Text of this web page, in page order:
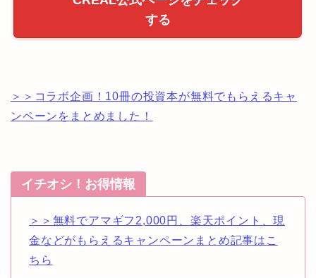
する
＞＞コラボ企画！10冊の投資本が無料でもらえるキャ
ンペーンをまとめました！
イチオシ！お得情報
＞＞無料でアマギフ2,000円、楽天ポイント、現
金などがもらえるキャンペーンまとめ記事はこ
ちら